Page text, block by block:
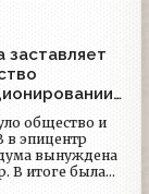
Э. Сагалаева.
ставит на СМИ.
заставляет
общество и
в эпицентр
вынуждена
В итоге была